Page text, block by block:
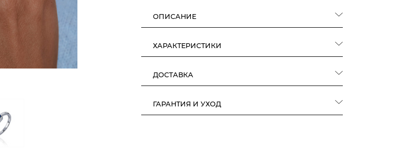
ОПИСАНИЕ
ХАРАКТЕРИСТИКИ
ДОСТАВКА
ГАРАНТИЯ И УХОД